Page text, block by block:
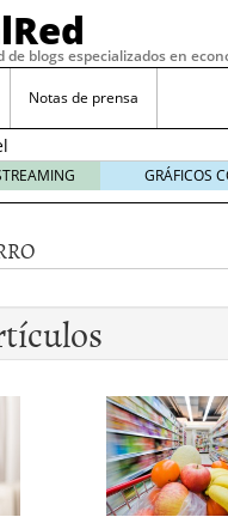
de blogs especializados en
Notas de prensa
08/2026
de convenio en
cuando ya es
GRÁFICOS